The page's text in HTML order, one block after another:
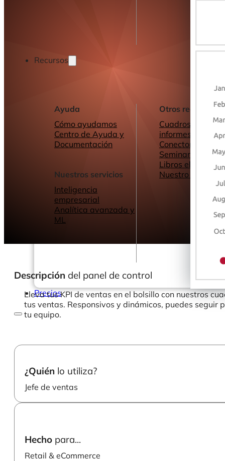
Recursos
Ayuda
Cómo ayudamos
Centro de Ayuda y
Documentación
Nuestros servicios
Inteligencia
empresarial
Analítica avanzada y
ML
Otros recursos
Cuadros de
informes
Conectores
Seminarios web
Libros
Nuestro Blog
Precios
Descripción del panel de control
Lleva tus KPI de ventas en el bolsillo con nuestros
tus ventas. Responsivos y dinámicos, puedes
tu equipo.
¿Quién lo utiliza?
Jefe de ventas
Hecho para...
Retail & eCommerce